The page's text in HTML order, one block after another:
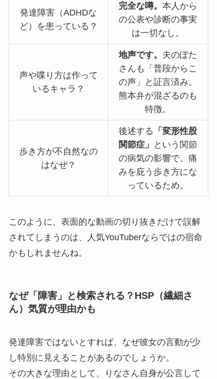
発達障害（ADHDな
ど）を患っている？
完全な噂。本人から
の公表や診断の事実
は一切なし。
声や喋り方は作って
いるキャラ？
地声です。 夫のぽた
さんも「普段からこ
の声」と証言済み。
熊本弁が混ざるのも
特徴。
歩き方が不自然なの
はなぜ？
後述する 「変形性股
関節症」
という関節
の病気の影響で、痛
みを庇う歩き方にな
っているため。
このように、表面的な動画の切り抜きだけで誤解
されてしまうのは、人気YouTuberならではの宿命
かもしれませんね。
なぜ「障害」と検索される？HSP（繊細さ
ん）気質が理由かも
発達障害ではないとすれば、なぜ彼女の言動が少
し特別に見えることがあるのでしょうか。
その大きな理由として、りなさん自身が公言して